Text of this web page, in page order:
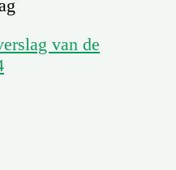
van de